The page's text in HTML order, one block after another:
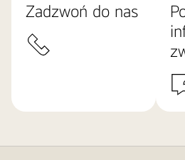
Zadzwoń do nas